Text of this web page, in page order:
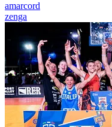
amarcord
zenga